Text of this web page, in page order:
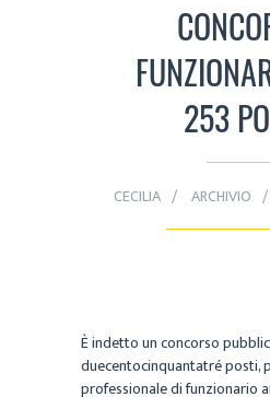
253
CECILIA ARCHIVIO
È indetto un concorso
duecentocinquantatré posti,
professionale di funzionario